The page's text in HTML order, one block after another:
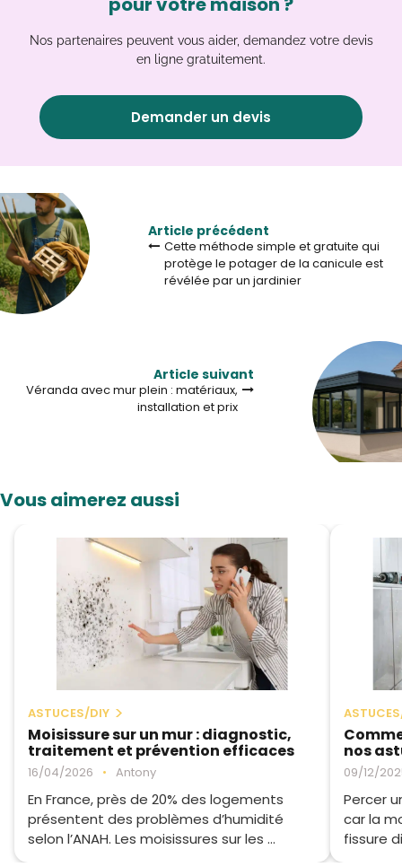
Nos partenaires peuvent vous aider, demandez votre devis
en ligne gratuitement.
Demander un devis
Article précédent
Cette méthode simple et gratuite qui
protège le potager de la canicule est
révélée par un jardinier
Article suivant
Véranda avec mur plein : matériaux,
installation et prix
Vous aimerez aussi
ASTUCES/DIY
Moisissure sur un mur : diagnostic,
traitement et prévention efficaces
16/04/2026 • Antony
En France, près de 20% des logements
présentent des problèmes d’humidité
selon l’ANAH. Les moisissures sur les ...
nos
09/12/
Percer
car la
fissure